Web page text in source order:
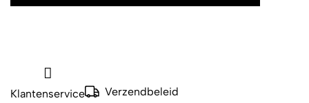
Klantenservice Verzendbeleid